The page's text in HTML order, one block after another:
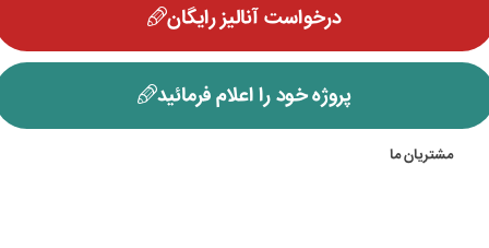
درخواست آنالیز رایگان
پروژه خود را اعلام فرمائید
مشتریان ما